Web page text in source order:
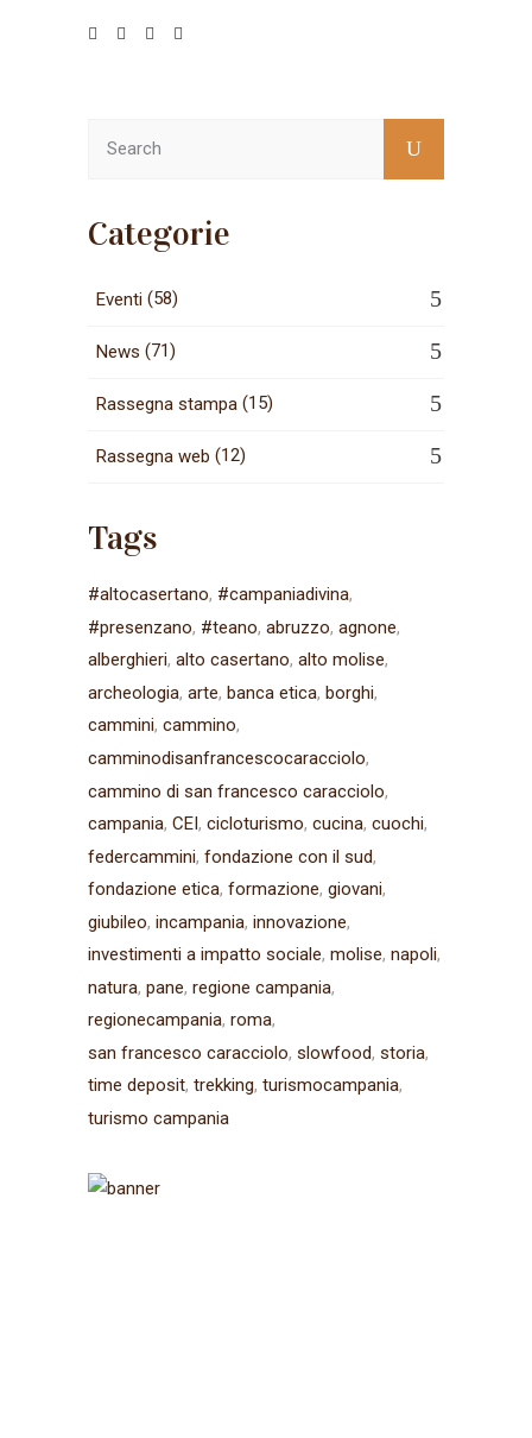
Categorie
Eventi (58)
News (71)
Rassegna stampa (15)
Rassegna web (12)
Tags
#altocasertano #campaniadivina
#presenzano #teano abruzzo agnone
alberghieri alto casertano alto molise
archeologia arte banca etica borghi
cammini cammino
camminodisanfrancescocaracciolo
cammino di san francesco caracciolo
campania CEI cicloturismo cucina cuochi
federcammini fondazione con il sud
fondazione etica formazione giovani
giubileo incampania innovazione
investimenti a impatto sociale molise napoli
natura pane regione campania
regionecampania roma
san francesco caracciolo slowfood storia
time deposit trekking turismocampania
turismo campania